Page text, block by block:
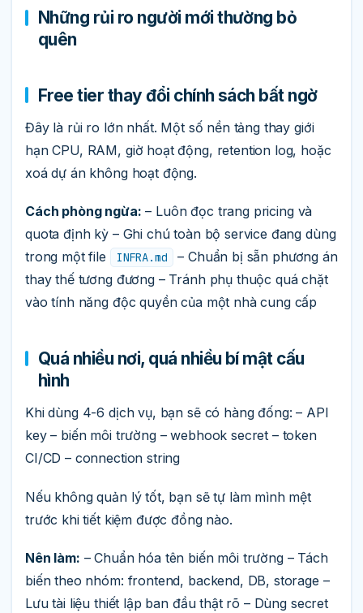
Những rủi ro người mới thường bỏ
quên
Free tier thay đổi chính sách bất ngờ
Đây là rủi ro lớn nhất. Một số nền tảng thay giới
hạn CPU, RAM, giờ hoạt động, retention log, hoặc
xoá dự án không hoạt động.
Cách phòng ngừa: – Luôn đọc trang pricing và
quota định kỳ – Ghi chú toàn bộ service đang dùng
trong một file
INFRA.md
– Chuẩn bị sẵn phương án
thay thế tương đương – Tránh phụ thuộc quá chặt
vào tính năng độc quyền của một nhà cung cấp
Quá nhiều nơi, quá nhiều bí mật cấu
hình
Khi dùng 4-6 dịch vụ, bạn sẽ có hàng đống: – API
key – biến môi trường – webhook secret – token
CI/CD – connection string
Nếu không quản lý tốt, bạn sẽ tự làm mình mệt
trước khi tiết kiệm được đồng nào.
Nên làm: – Chuẩn hóa tên biến môi trường – Tách
biến theo nhóm: frontend, backend, DB, storage –
Lưu tài liệu thiết lập ban đầu thật rõ – Dùng secret